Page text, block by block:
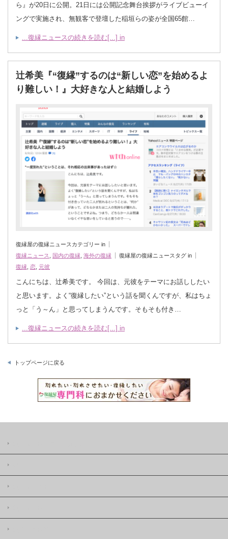
ら』が20日に公開。21日には公開記念舞台挨拶がライブビューイ
ングで実施され、無観客で登壇した稲垣らの姿が全国65館…
...復縁ニュースの続きを読む[...] in
辻希美『“復縁”するのは“新しい恋”を始めるよ
り難しい！』大好きな人と結婚しよう
復縁屋の復縁ニュースカテゴリー in
復縁ニュース
国内の復縁 海外の復縁
復縁屋の復縁ニュースタグ in
復縁 恋 元彼
こんにちは、辻希美です。 今回は、元彼をテーマにお話ししたい
と思います。よく“復縁したい”という話を聞くんですが、私はちょ
っと「う～ん」と思ってしまうんです。そもそも付き…
...復縁ニュースの続きを読む[...] in
トップページに戻る